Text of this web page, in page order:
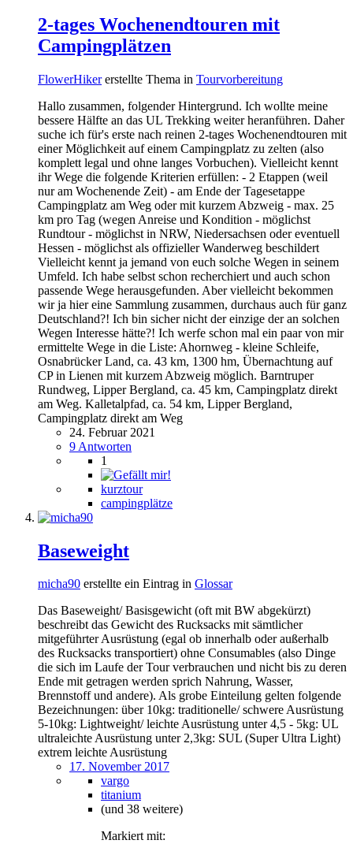
2-tages Wochenendtouren mit
Campingplätzen
FlowerHikererstellte Thema in Tourvorbereitung
Hallo zusammen, folgender Hintergrund. Ich wollte meine
bessere Hälfte an das UL Trekking weiter heranführen. Daher
suche ich für's erste nach reinen 2-tages Wochenendtouren mit
einer Möglichkeit auf einem Campingplatz zu zelten (also
komplett legal und ohne langes Vorbuchen). Vielleicht kennt
ihr Wege die folgende Kriterien erfüllen: - 2 Etappen (weil
nur am Wochenende Zeit) - am Ende der Tagesetappe
Campingplatz am Weg oder mit kurzem Abzweig - max. 25
km pro Tag (wegen Anreise und Kondition - möglichst
Rundtour - möglichst in NRW, Niedersachsen oder eventuell
Hessen - möglichst als offizieller Wanderweg beschildert
Vielleicht kennt ja jemand von euch solche Wegen in seinem
Umfeld. Ich habe selbst schon recherchiert und auch schon
passende Wege herausgefunden. Aber vielleicht bekommen
wir ja hier eine Sammlung zusammen, durchaus auch für ganz
Deutschland?! Ich bin sicher nicht der einzige der an solchen
Wegen Interesse hätte?! Ich werfe schon mal ein paar von mir
ermittelte Wege in die Liste: Ahornweg - kleine Schleife,
Osnabrücker Land, ca. 43 km, 1300 hm, Übernachtung auf
CP in Lienen mit kurzem Abzweig möglich. Barntruper
Rundweg, Lipper Bergland, ca. 45 km, Campingplatz direkt
am Weg. Kalletalpfad, ca. 54 km, Lipper Bergland,
Campingplatz direkt am Weg
24. Februar 2021
9 Antworten
1
kurztour
campingplätze
Baseweight
micha90 erstellte ein Eintrag in Glossar
Das Baseweight/ Basisgewicht (oft mit BW abgekürzt)
beschreibt das Gewicht des Rucksacks mit sämtlicher
mitgeführter Ausrüstung (egal ob innerhalb oder außerhalb
des Rucksacks transportiert) ohne Consumables (also Dinge
die sich im Laufe der Tour verbrauchen und nicht bis zu deren
Ende mit getragen werden sprich Nahrung, Wasser,
Brennstoff und andere). Als grobe Einteilung gelten folgende
Bezeichnungen: über 10kg: traditionelle/ schwere Ausrüstung
5-10kg: Lightweight/ leichte Ausrüstung unter 4,5 - 5kg: UL
ultraleichte Ausrüstung unter 2,3kg: SUL (Super Ultra Light)
extrem leichte Ausrüstung
17. November 2017
vargo
titanium
(und 38 weitere)
Markiert mit: